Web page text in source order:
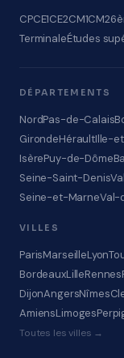
CPCE1CE2CM1CM2
TerminaleÉtudes
DÉPARTEMENTS
NordPas-de-Calais
GirondeHéraultIlle-
IsèrePuy-de-Dôme
Seine-Saint-Denis
Seine-et-MarneVal-
VILLES
ParisMarseilleLyon
BordeauxLilleRennes
DijonAngersNîmes
AmiensLimoges
Toutes les villes →